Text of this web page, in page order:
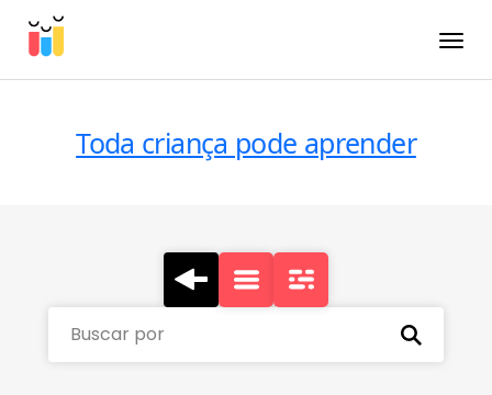
Toda criança pode aprender
Buscar por